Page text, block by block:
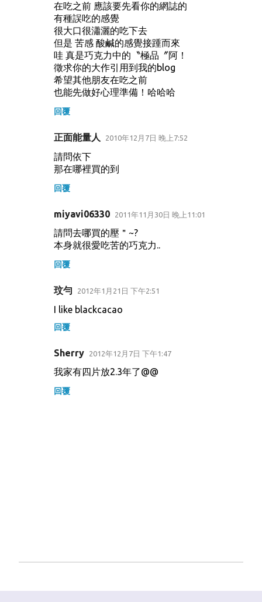
在吃之前 應該要先看你的網誌的
有種誤吃的感覺
很大口很瀟灑的吃下去
但是 苦感 酸鹹的感覺接踵而來
哇 真是巧克力中的〝極品〞阿！
徵求你的大作引用到我的blog
希望其他朋友在吃之前
也能先做好心理準備！哈哈哈
回覆
正面能量人 2010年12月7日 晚上7:52
請問依下
那在哪裡買的到
回覆
miyavi06330 2011年11月30日 晚上11:01
請問去哪買的壓＂~?
本身就很愛吃苦的巧克力..
回覆
玟勻 2012年1月21日 下午2:51
I like blackcacao
回覆
Sherry 2012年12月7日 下午1:47
我家有四片放2.3年了@@
回覆
貼